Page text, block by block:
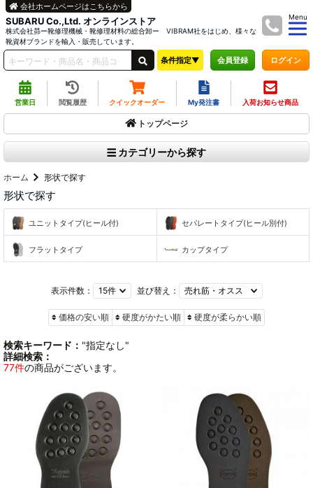
SUBARU Co.,Ltd. オンラインストア
株式会社昴ー靴修理機械・靴修理材料の総合卸ー VIBRAM社をはじめ、様々な
靴資材ブランドを輸入・販売しています。
Menu
会社ホームページはこちらから
条件指定▼ 会員登録 ログイン
営業日 閲覧履歴 クイックオーダー My発注書 入荷お知らせ商品
トップページ
カテゴリーから探す
ホーム 形状で探す
形状で探す
ユニットタイプ(ヒール付) セパレートタイプ(ヒール別付)
フラットタイプ カップタイプ
表示件数： 並び替え：
価格の安い順 硬度がかたい順 硬度が柔らかい順
検索キーワード： "指定なし"
詳細検索：
77件の商品がございます。